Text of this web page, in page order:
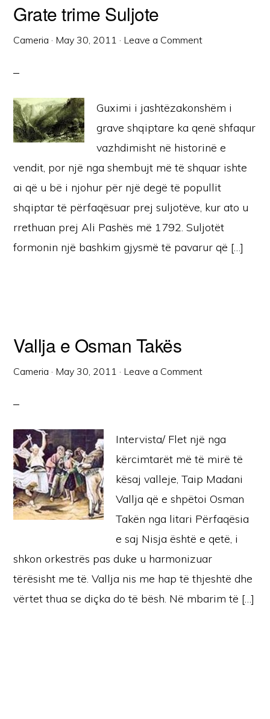
Grate trime Suljote
Cameria · May 30, 2011 · Leave a Comment
Guximi i jashtëzakonshëm i
grave shqiptare ka qenë shfaqur
vazhdimisht në historinë e
vendit, por një nga shembujt më të shquar ishte
ai që u bë i njohur për një degë të popullit
shqiptar të përfaqësuar prej suljotëve, kur ato u
rrethuan prej Ali Pashës më 1792. Suljotët
formonin një bashkim gjysmë të pavarur që […]
Vallja e Osman Takës
Cameria · May 30, 2011 · Leave a Comment
Intervista/ Flet një nga
kërcimtarët më të mirë të
kësaj valleje, Taip Madani
Vallja që e shpëtoi Osman
Takën nga litari Përfaqësia
e saj Nisja është e qetë, i
shkon orkestrës pas duke u harmonizuar
tërësisht me të. Vallja nis me hap të thjeshtë dhe
vërtet thua se diçka do të bësh. Në mbarim të […]